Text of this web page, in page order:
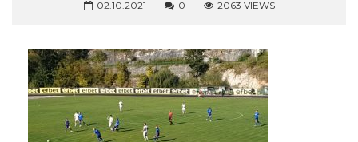
02.10.2021 0 2063 VIEWS